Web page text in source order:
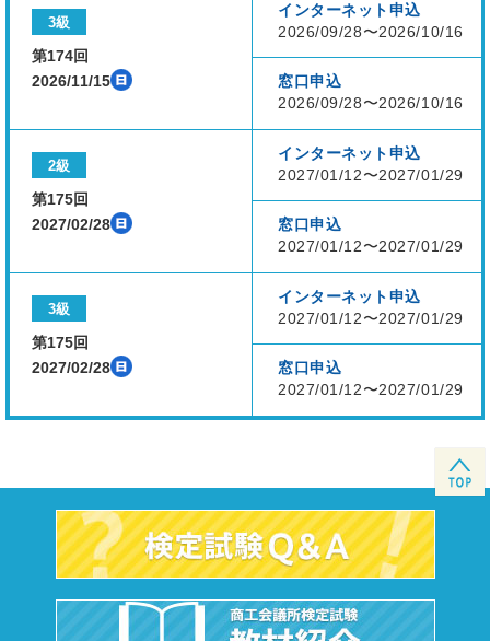
3級
第174回
2026/11/15
インターネット申込
2026/09/28〜2026/10/16
窓口申込
2026/09/28〜2026/10/16
2級
第175回
2027/02/28
インターネット申込
2027/01/12〜2027/01/29
窓口申込
2027/01/12〜2027/01/29
3級
第175回
2027/02/28
インターネット申込
2027/01/12〜2027/01/29
窓口申込
2027/01/12〜2027/01/29